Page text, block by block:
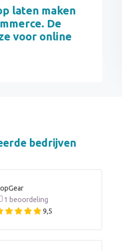
laten maken
De
voor online
bedrijven
1 beoordeling
9,5